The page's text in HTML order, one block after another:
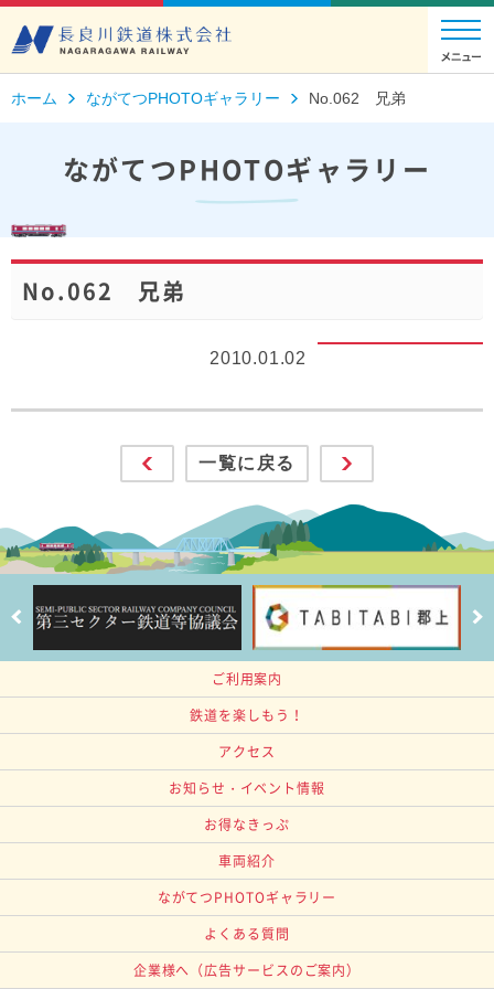
ホーム ながてつPHOTOギャラリー No.062 兄弟
ながてつPHOTOギャラリー
No.062 兄弟
2010.01.02
一覧に戻る
ご利用案内
鉄道を楽しもう！
アクセス
お知らせ・イベント情報
お得なきっぷ
車両紹介
ながてつPHOTOギャラリー
よくある質問
企業様へ （広告サービスのご案内）